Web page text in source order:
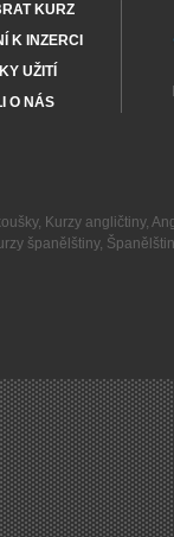
KURZ
K INZERCI
UŽITÍ
O NÁS
, Kurzy angličtiny,
španělštiny,